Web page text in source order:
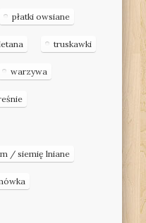
płatki owsiane
truskawki
warzywa
/ siemię lniane